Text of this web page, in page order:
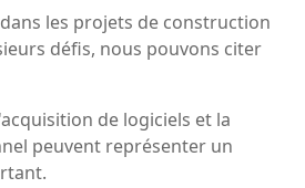
les projets de construction
défis, nous pouvons citer
de logiciels et la
peuvent représenter un